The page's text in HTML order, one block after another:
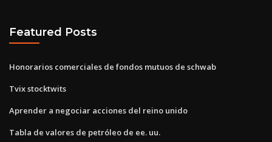
Featured Posts
Honorarios comerciales de fondos mutuos de schwab
Tvix stocktwits
Aprender a negociar acciones del reino unido
Tabla de valores de petróleo de ee. uu.